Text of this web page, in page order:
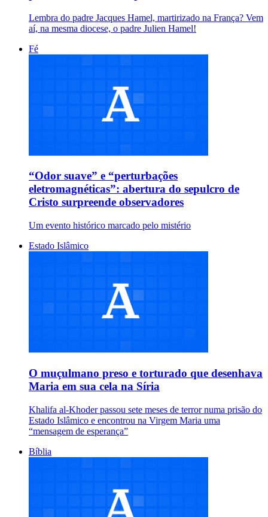
Lembra do padre Jacques Hamel, martirizado na França? Vem
aí, na mesma diocese, o padre Julien Hamel!
Fé
“Odor suave” e “perturbações
eletromagnéticas”: abertura do sepulcro de
Cristo surpreende observadores
Um evento histórico marcado pelo mistério
Estado Islâmico
O muçulmano preso e torturado que desenhava
Maria em sua cela na Síria
Khalifa al-Khoder passou sete meses de terror numa prisão do
Estado Islâmico e encontrou na Virgem Maria uma
“mensagem de esperança”
Bíblia